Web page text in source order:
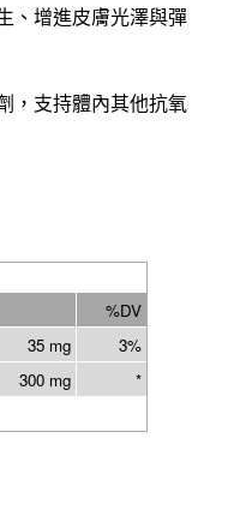
、增進皮膚光澤與彈
，支持體內其他抗氧
%DV
35 mg
3%
300 mg
*